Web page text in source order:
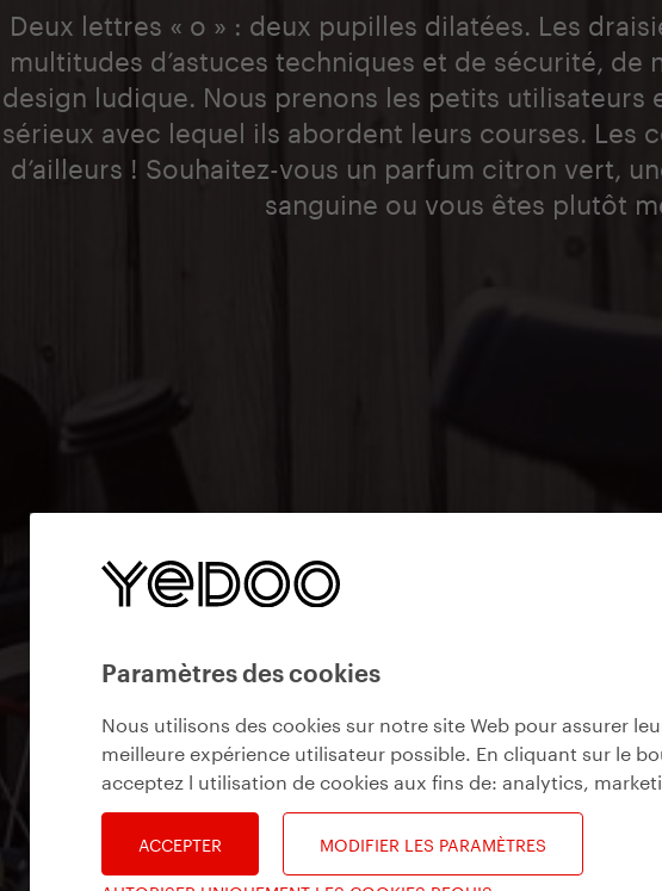
Paramètres des cookies
Nous utilisons des cookies sur notre site Web pour assurer
meilleure expérience utilisateur possible. En cliquant sur le
acceptez l utilisation de cookies aux fins de: analytics,
ACCEPTER
MODIFIER LES PARAMÈTRES
Deux lettres « o » : deux pupilles dilatées. Les
multitudes d’astuces techniques et de sécurité, de
design ludique. Nous prenons les petits utilisateurs
sérieux avec lequel ils abordent leurs courses. Les
d’ailleurs ! Souhaitez-vous un parfum citron vert,
sanguine ou vous êtes plutôt